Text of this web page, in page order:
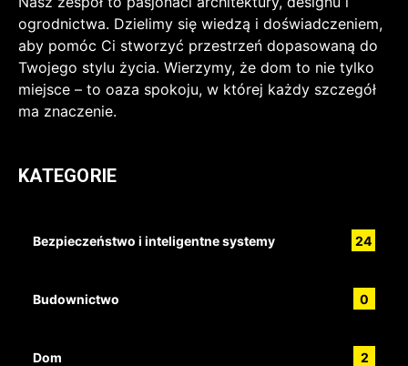
ogrodnictwa. Dzielimy się wiedzą i doświadczeniem,
aby pomóc Ci stworzyć przestrzeń dopasowaną do
Twojego stylu życia. Wierzymy, że dom to nie tylko
miejsce – to oaza spokoju, w której każdy szczegół
ma znaczenie.
KATEGORIE
Bezpieczeństwo i inteligentne systemy 24
Budownictwo 0
Dom 2